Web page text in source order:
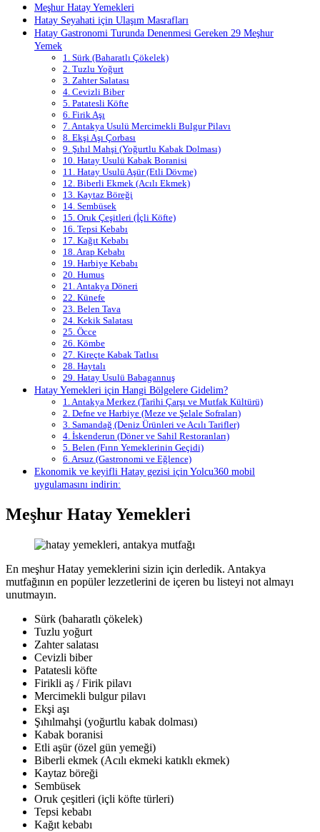
Meşhur Hatay Yemekleri
Hatay Seyahati için Ulaşım Masrafları
Hatay Gastronomi Turunda Denenmesi Gereken 29 Meşhur
Yemek
1. Sürk (Baharatlı Çökelek)
2. Tuzlu Yoğurt
3. Zahter Salatası
4. Cevizli Biber
5. Patatesli Köfte
6. Firik Aşı
7. Antakya Usulü Mercimekli Bulgur Pilavı
8. Ekşi Aşı Çorbası
9. Şıhıl Mahşi (Yoğurtlu Kabak Dolması)
10. Hatay Usulü Kabak Boranisi
11. Hatay Usulü Aşür (Etli Dövme)
12. Biberli Ekmek (Acılı Ekmek)
13. Kaytaz Böreği
14. Sembüsek
15. Oruk Çeşitleri (İçli Köfte)
16. Tepsi Kebabı
17. Kağıt Kebabı
18. Arap Kebabı
19. Harbiye Kebabı
20. Humus
21. Antakya Döneri
22. Künefe
23. Belen Tava
24. Kekik Salatası
25. Öcce
26. Kömbe
27. Kireçte Kabak Tatlısı
28. Haytalı
29. Hatay Usulü Babagannuş
Hatay Yemekleri için Hangi Bölgelere Gidelim?
1. Antakya Merkez (Tarihi Çarşı ve Mutfak Kültürü)
2. Defne ve Harbiye (Meze ve Şelale Sofraları)
3. Samandağ (Deniz Ürünleri ve Acılı Tarifler)
4. İskenderun (Döner ve Sahil Restoranları)
5. Belen (Fırın Yemeklerinin Geçidi)
6. Arsuz (Gastronomi ve Eğlence)
Ekonomik ve keyifli Hatay gezisi için Yolcu360 mobil
uygulamasını indirin:
Meşhur Hatay Yemekleri
En meşhur Hatay yemeklerini sizin için derledik. Antakya
mutfağının en popüler lezzetlerini de içeren bu listeyi not almayı
unutmayın.
Sürk (baharatlı çökelek)
Tuzlu yoğurt
Zahter salatası
Cevizli biber
Patatesli köfte
Firikli aş / Firik pilavı
Mercimekli bulgur pilavı
Ekşi aşı
Şıhılmahşi (yoğurtlu kabak dolması)
Kabak boranisi
Etli aşür (özel gün yemeği)
Biberli ekmek (Acılı ekmeki katıklı ekmek)
Kaytaz böreği
Sembüsek
Oruk çeşitleri (içli köfte türleri)
Tepsi kebabı
Kağıt kebabı